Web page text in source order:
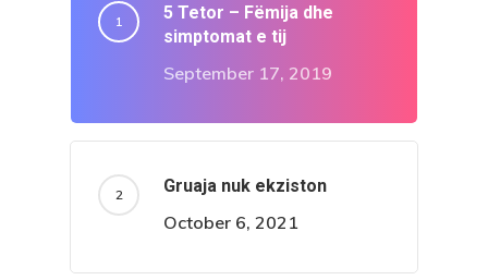
5 Tetor – Fëmija dhe
simptomat e tij
September 17, 2019
Gruaja nuk ekziston
October 6, 2021